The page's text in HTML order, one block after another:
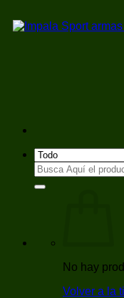
al
Buscar
por:
No hay
Volver a la